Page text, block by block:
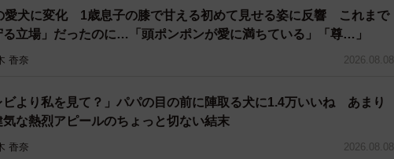
も…多頭飼いのにぎやかさ
10歳の長老・トメ次くんを除いて、しめじちゃん（4歳）とはち
は、棚の後ろで“順番待ち”をしていたそうです。はるとさんが「片付
1匹ずつ外に出すと、猫たちは素直にリビングに戻っていったとの
愛犬に変化 1歳息子の膝で甘える初めて見せる姿に反響 これまで
る立場」だったのに…「頭ポンポンが愛に満ちている」「尊…」
香奈 2026.08.08
ビより私を見て？」パパの目の前に陣取る犬に1.4万いいね あまり
気な熱烈アピールのちょっと切ない結末
香奈 2026.08.08